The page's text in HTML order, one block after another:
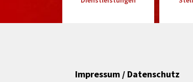
Impressum / Datenschutz